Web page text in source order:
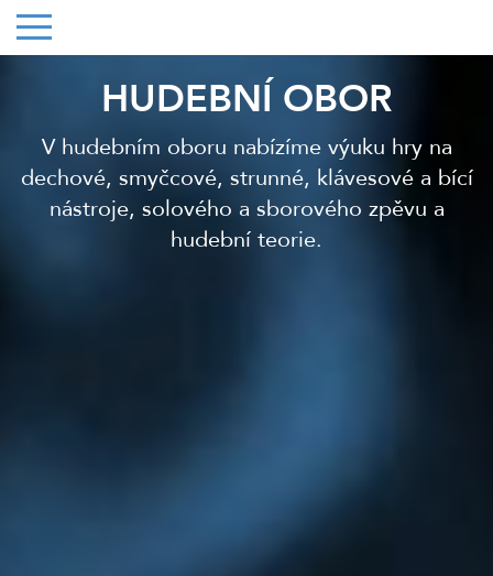
HUDEBNÍ OBOR
V hudebním oboru nabízíme výuku hry na
dechové, smyčcové, strunné, klávesové a bící
nástroje, solového a sborového zpěvu a
hudební teorie.